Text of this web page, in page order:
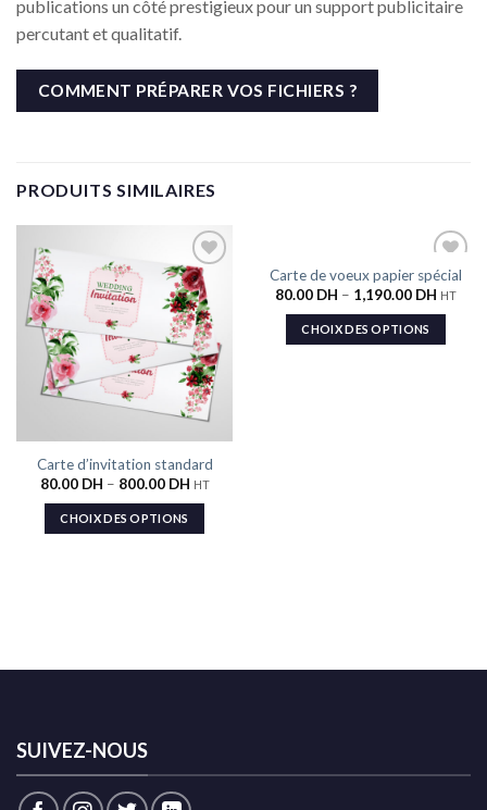
publications un côté prestigieux pour un support publicitaire
percutant et qualitatif.
COMMENT PRÉPARER VOS FICHIERS ?
PRODUITS SIMILAIRES
Ajouter
à la liste
de
souhaits
Carte d’invitation standard
80.00 DH – 800.00 DH HT
CHOIX DES OPTIONS
Ajouter
à la liste
souhaits
Carte de voeux papier spécial
80.00 DH – 1,190.00 DH HT
CHOIX DES OPTIONS
SUIVEZ-NOUS